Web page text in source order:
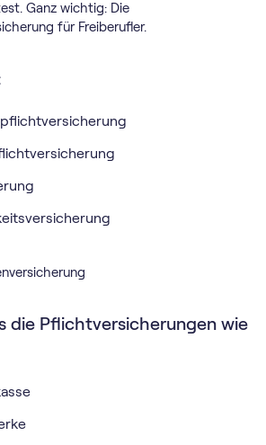
Ganz wichtig: Die
für Freiberufler.
die Pflichtversicherungen wie